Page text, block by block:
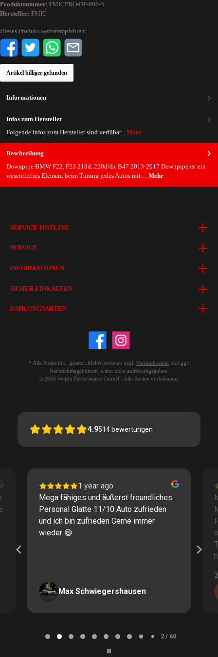
Produktnummer: FMICPRO-DP-006-3
Hersteller: FMIC
Dieses Produkt weiterempfehlen:
Artikel billiger gefunden
Beschreibung
Downpipe BMW F22, F23 218d, 220d/dx B47 2013-2017 Downpipe ist ein
wesentliches Element beim Tuning jedes Autos mit… Mehr
Informationen
Infos zum Hersteller
Folgende Infos zum Hersteller sind verfübar... Mehr
SERVICE-HOTLINE
SERVICE
INFORMATIONEN
SICHER EINKAUFEN
ZAHLUNGSARTEN
* Alle Preise inkl. gesetzl. Mehrwertsteuer zzgl. Versandkosten und ggf.
Nachnahmegebühren, wenn nicht anders angegeben.
© 2026 Wojsto Performance GmbH - Alle Rechte vorbehalten.
4.9514 bewertungen
1 year ago
Mega fähiges und äußerst freundliches
Personal Glatte 11/10 Auto zufrieden
und ich bin zufrieden Gerne immer
wieder 😄
Max Schwiegershausen
2 / 60